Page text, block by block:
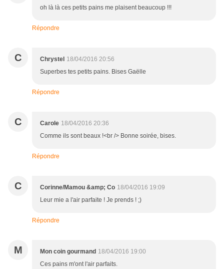
oh là là ces petits pains me plaisent beaucoup !!!
Répondre
C Chrystel 18/04/2016 20:56
Superbes tes petits pains. Bises Gaëlle
Répondre
C Carole 18/04/2016 20:36
Comme ils sont beaux !<br /> Bonne soirée, bises.
Répondre
C Corinne/Mamou &amp; Co 18/04/2016 19:09
Leur mie a l'air parfaite ! Je prends ! ;)
Répondre
M Mon coin gourmand 18/04/2016 19:00
Ces pains m'ont l'air parfaits.